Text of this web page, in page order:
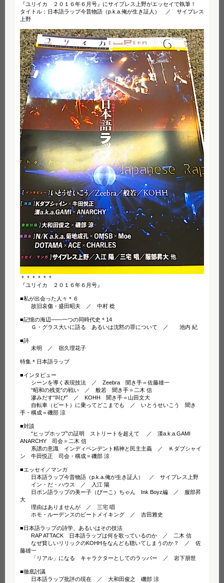
『ユリイカ ２０１６年６月号』にサイプレス上野がエッセイで執筆！
タイトル：日本語ラップ今昔物語（p.k.a.俺が生き証人） ／ サイプレス
上野
＊＊＊＊＊＊
『ユリイカ ２０１６年６月号』
■私が出会った人々＊６
故旧哀傷・盛田昭夫 ／ 中村 稔
■記憶の海辺——一つの同時代史＊14
Ｇ・グラス大いに語る あるいは沈黙の罪について ／ 池内 紀
■詩
未明 ／ 宿久理花子
特集＊日本語ラップ
■インタビュー
シーンを導く表現技法 ／ Zeebra 聞き手＝佐藤雄一
“昭和の残党”の戦い ／ 般若 聞き手＝二木 信
滲みだす“叫び” ／ KOHH 聞き手＝山田文大
自転車（ビート）に乗ってどこまでも ／ いとうせいこう 聞き
手・構成＝磯部 涼
■対談
“ヒップホップ”の証明 ストリートを超えて ／ 漢a.k.a.GAMI
ANARCHY 司会＝二木 信
系譜の意識 インディペンデント精神と民主主義 ／ Ｋダブシャイ
ン 牛田悦正 司会・構成＝磯部 涼
■エッセイ／マンガ
日本語ラップ今昔物語（p.k.a.俺が生き証人） ／ サイプレス上野
イン・だ・ハウス ／ 入江 陽
日ポン語ラップの美ー子（びーこ）ちゃん Ink Boyz編 ／ 服部昇
大
理由はありませんが ／ 三宅 唱
ホモ・ルーデンスのビートメイキング ／ 吉田雅史
■日本語ラップの詩学、あるいはその技法
RAP ATTACK 日本語ラップは何を歌っているのか ／ 二木 信
なぜ貧しいリリックのKOHHをなんども聴いてしまうのか？ ／ 佐
藤雄一
「リアル」になる キャラクターとしてのラッパー ／ 岩下朋世
■徹底討議
日本語ラップ批評の現在 ／ 大和田俊之 磯部 涼